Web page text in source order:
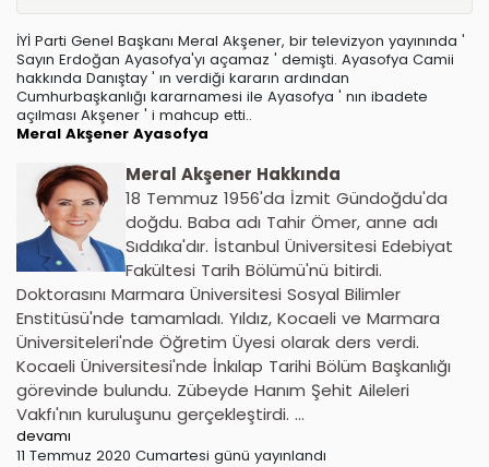
İYİ Parti Genel Başkanı Meral Akşener, bir televizyon yayınında '
Sayın Erdoğan Ayasofya'yı açamaz ' demişti. Ayasofya Camii
hakkında Danıştay ' ın verdiği kararın ardından
Cumhurbaşkanlığı kararnamesi ile Ayasofya ' nın ibadete
açılması Akşener ' i mahcup etti..
Meral Akşener Ayasofya
Meral Akşener Hakkında
18 Temmuz 1956'da İzmit Gündoğdu'da
doğdu. Baba adı Tahir Ömer, anne adı
Sıddıka'dır. İstanbul Üniversitesi Edebiyat
Fakültesi Tarih Bölümü'nü bitirdi.
Doktorasını Marmara Üniversitesi Sosyal Bilimler
Enstitüsü'nde tamamladı. Yıldız, Kocaeli ve Marmara
Üniversiteleri'nde Öğretim Üyesi olarak ders verdi.
Kocaeli Üniversitesi'nde İnkılap Tarihi Bölüm Başkanlığı
görevinde bulundu. Zübeyde Hanım Şehit Aileleri
Vakfı'nın kuruluşunu gerçekleştirdi. ...
devamı
11 Temmuz 2020 Cumartesi günü yayınlandı